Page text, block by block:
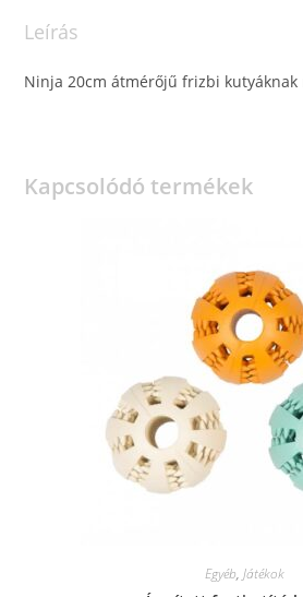
Leírás
Ninja 20cm átmérőjű frizbi kutyáknak
Kapcsolódó termékek
Egyéb, Játékok